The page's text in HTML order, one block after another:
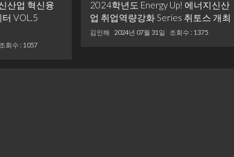
산업 혁신융
VOL.5
조회수 : 1057
2024학년도 Energy Up! 에너지신산
업 취업역량강화 Series 취토스 개최
김인해 2024년 07월 31일 조회수 : 1375